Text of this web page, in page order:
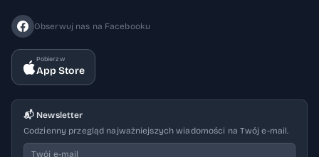
Obserwuj nas na Facebooku
Pobierz w
App Store
📬 Newsletter
Codzienny przegląd najważniejszych wiadomości na Twój e-mail.